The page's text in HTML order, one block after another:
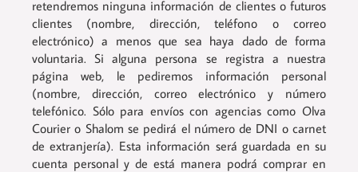
retendremos ninguna información de clientes o futuros
clientes (nombre, dirección, teléfono o correo
electrónico) a menos que sea haya dado de forma
voluntaria. Si alguna persona se registra a nuestra
página web, le pediremos información personal
(nombre, dirección, correo electrónico y número
telefónico. Sólo para envíos con agencias como Olva
Courier o Shalom se pedirá el número de DNI o carnet
de extranjería). Esta información será guardada en su
cuenta personal y de está manera podrá comprar en